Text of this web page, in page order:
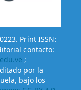
Print ISSN:
contacto:
;
por la
bajo los